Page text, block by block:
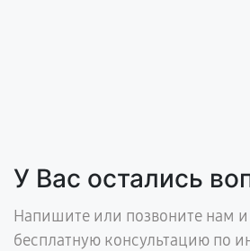
У Вас остались
Напишите или позвоните нам
бесплатную консультацию по